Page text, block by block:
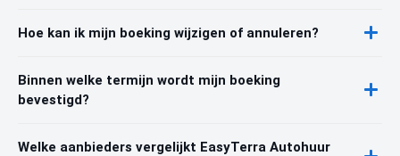
Hoe kan ik mijn boeking wijzigen of annuleren?
Binnen welke termijn wordt mijn boeking
bevestigd?
Welke aanbieders vergelijkt EasyTerra Autohuur